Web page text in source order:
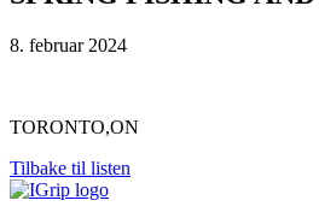
8. februar 2024
TORONTO,ON
Tilbake til listen